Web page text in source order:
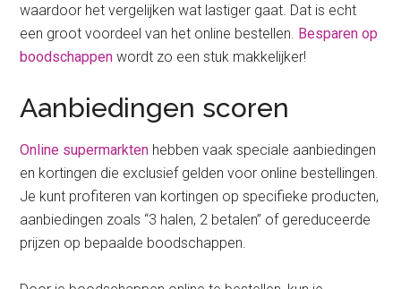
waardoor het vergelijken wat lastiger gaat. Dat is echt
een groot voordeel van het online bestellen. Besparen op
boodschappen wordt zo een stuk makkelijker!
Aanbiedingen scoren
Online supermarkten hebben vaak speciale aanbiedingen
en kortingen die exclusief gelden voor online bestellingen.
Je kunt profiteren van kortingen op specifieke producten,
aanbiedingen zoals “3 halen, 2 betalen” of gereduceerde
prijzen op bepaalde boodschappen.